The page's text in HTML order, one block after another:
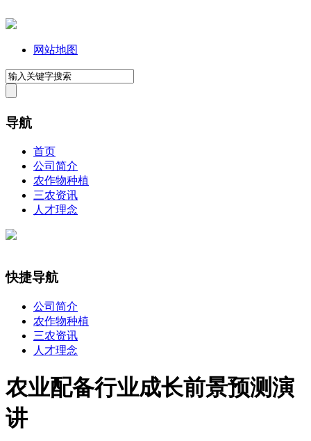
网站地图
导航
首页
公司简介
农作物种植
三农资讯
人才理念
快捷导航
公司简介
农作物种植
三农资讯
人才理念
农业配备行业成长前景预测演
讲